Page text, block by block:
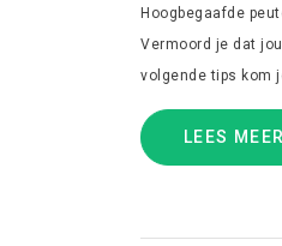
Hoogbegaafde
Vermoord je dat
volgende tips kom
LEES MEER